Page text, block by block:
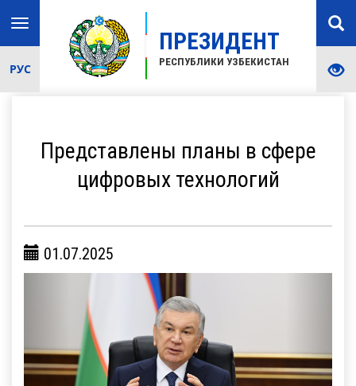
ПРЕЗИДЕНТ
РЕСПУБЛИКИ УЗБЕКИСТАН
Toggle
navigation
РУС
Представлены планы в сфере
цифровых технологий
01.07.2025